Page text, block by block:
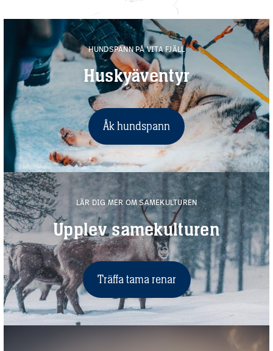
HUNDSPANN PÅ VITA FJÄLL
Huskyäventyr
Åk hundspann
LÄR DIG MER OM SAMEKULTUREN
Upplev samekulturen
Träffa tama renar